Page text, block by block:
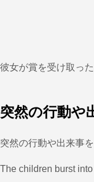
彼女が賞を受け取っ
突然の行動や
突然の行動や出来事
The children burst